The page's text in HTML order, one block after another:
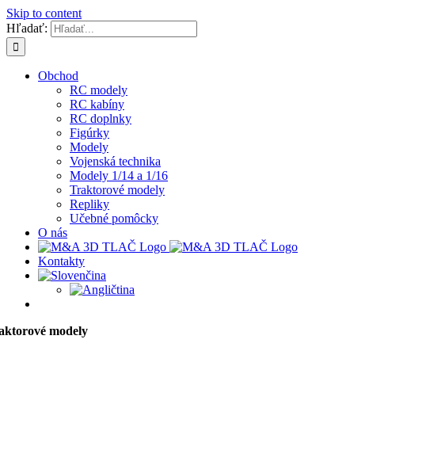
Skip to content
Hľadať:
Obchod
RC modely
RC kabíny
RC doplnky
Figúrky
Modely
Vojenská technika
Modely 1/14 a 1/16
Traktorové modely
Repliky
Učebné pomôcky
O nás
Kontakty
modely